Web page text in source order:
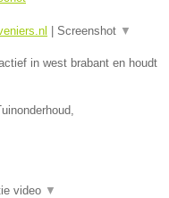
Screenshot ▼
in west brabant en houdt
video ▼